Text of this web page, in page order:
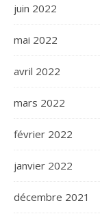
juin 2022
mai 2022
avril 2022
mars 2022
février 2022
janvier 2022
décembre 2021